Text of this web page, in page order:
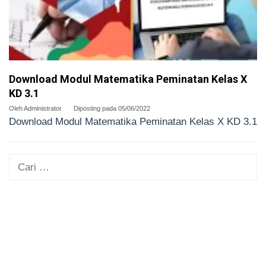
Download Modul Matematika Peminatan Kelas X
KD 3.1
OlehAdministrator Diposting pada 05/06/2022
Download Modul Matematika Peminatan Kelas X KD 3.1
Cari